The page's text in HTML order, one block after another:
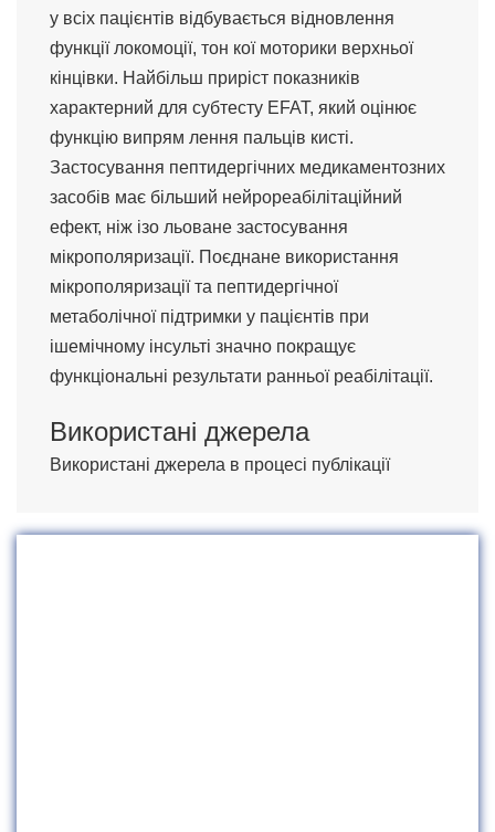
у всіх пацієнтів відбувається відновлення
функції локомоції, тон кої моторики верхньої
кінцівки. Найбільш приріст показників
характерний для субтесту EFAT, який оцінює
функцію випрям лення пальців кисті.
Застосування пептидергічних медикаментозних
засобів має більший нейрореабілітаційний
ефект, ніж ізо льоване застосування
мікрополяризації. Поєднане використання
мікрополяризації та пептидергічної
метаболічної підтримки у пацієнтів при
ішемічному інсульті значно покращує
функціональні результати ранньої реабілітації.
Використані джерела
Використані джерела в процесі публікації